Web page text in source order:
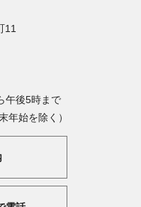
11
午後5時まで
年始を除く）